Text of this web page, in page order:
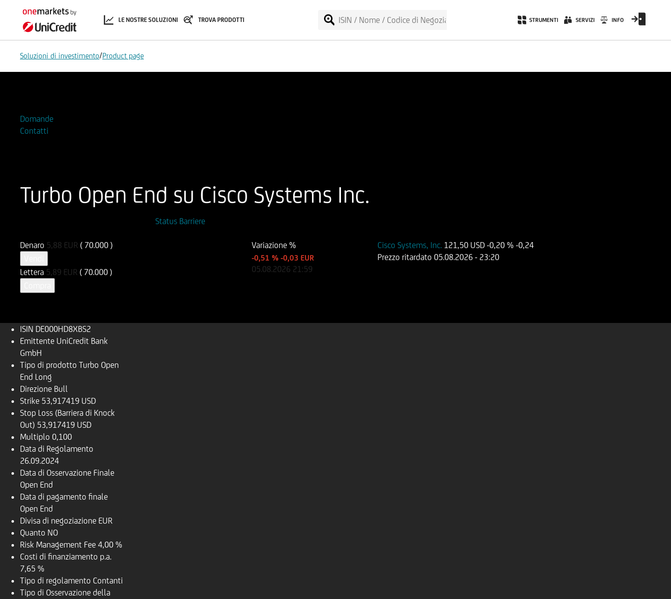
LE NOSTRE SOLUZIONI TROVA PRODOTTI STRUMENTI SERVIZI INFO
Soluzioni di investimento/Product page
Domande
Contatti
Turbo Open End su Cisco Systems Inc.
Status Barriere
Denaro 5,88 EUR ( 70.000 )
Lettera 5,89 EUR ( 70.000 )
Variazione %
-0,51 % -0,03 EUR
05.08.2026 21:59
Cisco Systems, Inc. 121,50 USD -0,20 %-0,24
Prezzo ritardato 05.08.2026 - 23:20
ISIN DE000HD8XBS2
Emittente UniCredit Bank
GmbH
Tipo di prodotto Turbo Open
End Long
Direzione Bull
Strike 53,917419 USD
Stop Loss (Barriera di Knock
Out) 53,917419 USD
Multiplo 0,100
Data di Regolamento
26.09.2024
Data di Osservazione Finale
Open End
Data di pagamento finale
Open End
Divisa di negoziazione EUR
Quanto NO
Risk Management Fee 4,00 %
Costi di finanziamento p.a.
7,65 %
Tipo di regolamento Contanti
Tipo di Osservazione della